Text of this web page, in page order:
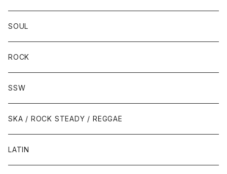
SOUL
ROCK
SSW
SKA / ROCK STEADY / REGGAE
LATIN